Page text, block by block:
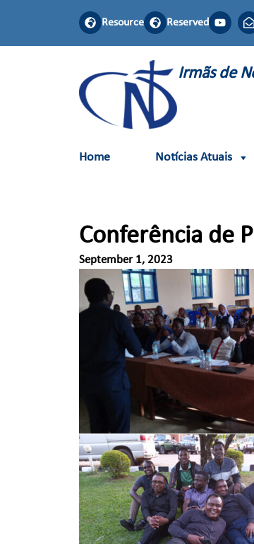
Resource Reserved
Irmãs de
Home Notícias Atuais
Conferência de
September 1, 2023